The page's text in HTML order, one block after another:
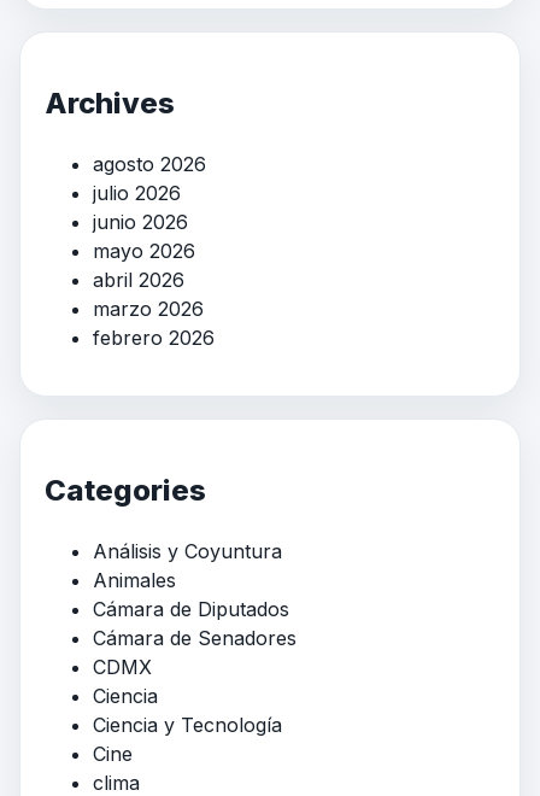
Archives
agosto 2026
julio 2026
junio 2026
mayo 2026
abril 2026
marzo 2026
febrero 2026
Categories
Análisis y Coyuntura
Animales
Cámara de Diputados
Cámara de Senadores
CDMX
Ciencia
Ciencia y Tecnología
Cine
clima